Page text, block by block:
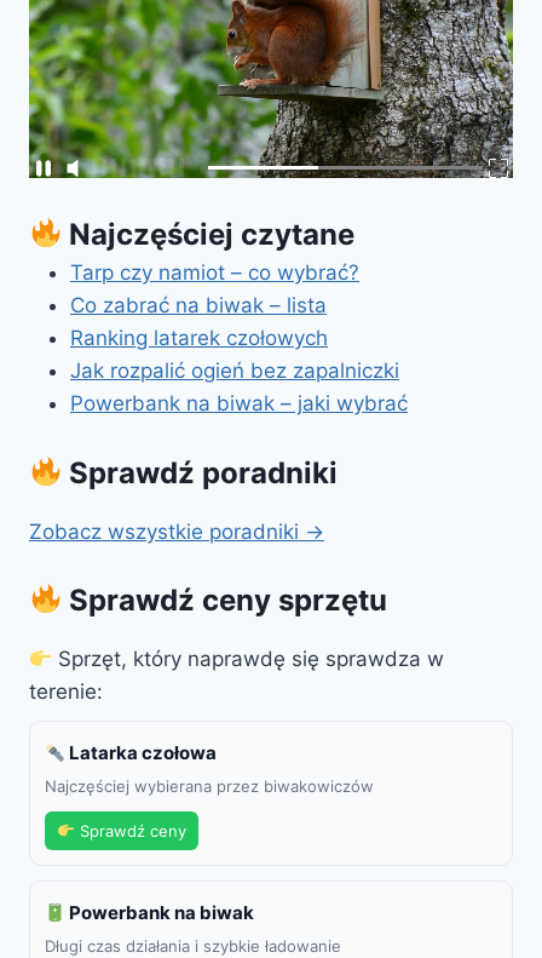
Najczęściej czytane
Tarp czy namiot – co wybrać?
Co zabrać na biwak – lista
Ranking latarek czołowych
Jak rozpalić ogień bez zapalniczki
Powerbank na biwak – jaki wybrać
Sprawdź poradniki
Zobacz wszystkie poradniki →
Sprawdź ceny sprzętu
Sprzęt, który naprawdę się sprawdza w
terenie:
Latarka czołowa
Najczęściej wybierana przez biwakowiczów
Sprawdź ceny
Powerbank na biwak
Długi czas działania i szybkie ładowanie